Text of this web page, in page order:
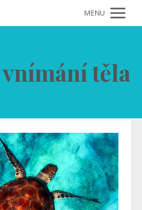
MENU
těla